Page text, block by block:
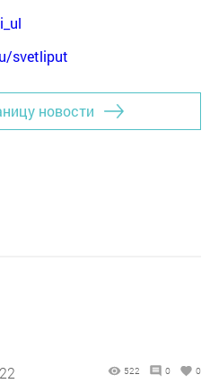
svetliput
новости
522 0 0